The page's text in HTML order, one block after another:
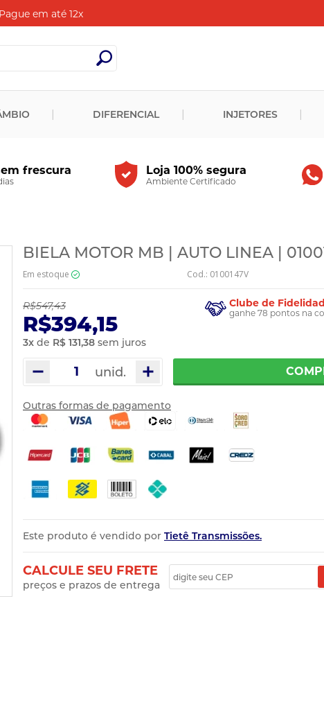
Pague em até 12x
DIFERENCIAL INJETORES
frescura Loja 100% segura
Ambiente Certificado
BIELA MOTOR MB | AUTO LINEA |
Em estoque Cod.: 0100147V
R$547,43
R$394,15
3x de R$ 131,38 sem juros
Clube de
ganhe 78 pontos na
unid.
Outras formas de pagamento
Este produto é vendido por Tietê Transmissões.
CALCULE SEU FRETE
preços e prazos de entrega